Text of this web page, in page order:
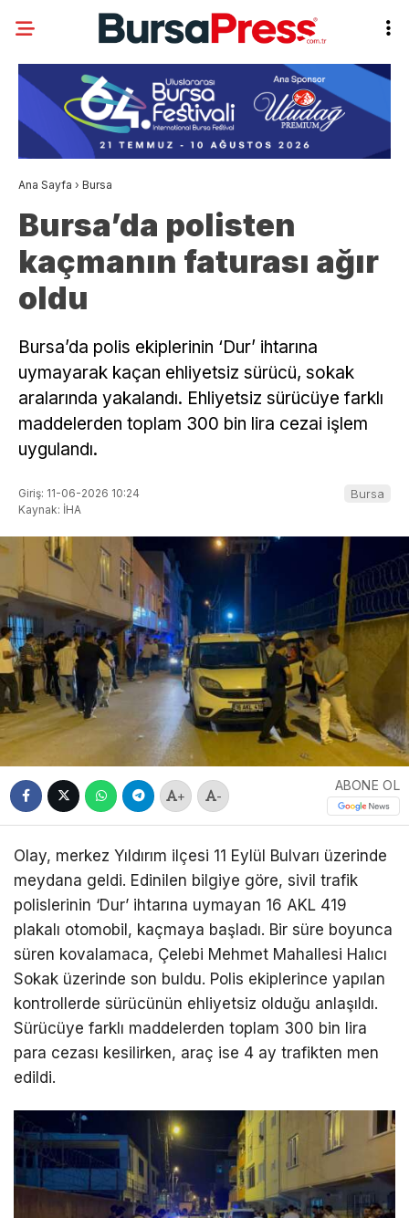
Ana Sayfa › Bursa
Bursa’da polisten
kaçmanın faturası ağır
oldu
Bursa’da polis ekiplerinin ‘Dur’ ihtarına
uymayarak kaçan ehliyetsiz sürücü, sokak
aralarında yakalandı. Ehliyetsiz sürücüye farklı
maddelerden toplam 300 bin lira cezai işlem
uygulandı.
Giriş: 11-06-2026 10:24
Kaynak: İHA
Bursa
+ -
ABONE OL
Olay, merkez Yıldırım ilçesi 11 Eylül Bulvarı üzerinde
meydana geldi. Edinilen bilgiye göre, sivil trafik
polislerinin ‘Dur’ ihtarına uymayan 16 AKL 419
plakalı otomobil, kaçmaya başladı. Bir süre boyunca
süren kovalamaca, Çelebi Mehmet Mahallesi Halıcı
Sokak üzerinde son buldu. Polis ekiplerince yapılan
kontrollerde sürücünün ehliyetsiz olduğu anlaşıldı.
Sürücüye farklı maddelerden toplam 300 bin lira
para cezası kesilirken, araç ise 4 ay trafikten men
edildi.